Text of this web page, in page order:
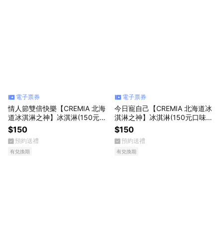
電子票券
情人節雙倍快樂【CREMIA 北海
道冰淇淋之神】冰淇淋(150元口
味任選)(限最低購買數為2)
$150
預約送禮
有兌換期
電子票券
今日寵自己【CREMIA 北海道冰
淇淋之神】冰淇淋(150元口味任
選)
$150
預約送禮
有兌換期